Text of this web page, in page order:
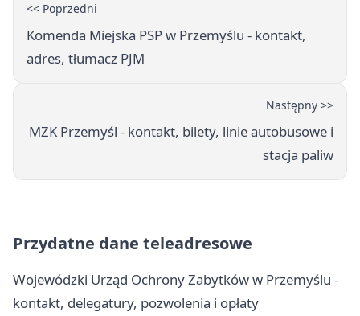
<< Poprzedni
Komenda Miejska PSP w Przemyślu - kontakt,
adres, tłumacz PJM
Następny >>
MZK Przemyśl - kontakt, bilety, linie autobusowe i
stacja paliw
Przydatne dane teleadresowe
Wojewódzki Urząd Ochrony Zabytków w Przemyślu -
kontakt, delegatury, pozwolenia i opłaty